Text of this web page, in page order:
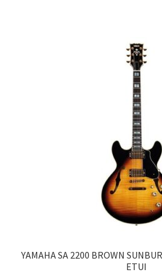
YAMAHA SA 2200 BROWN
ETUI